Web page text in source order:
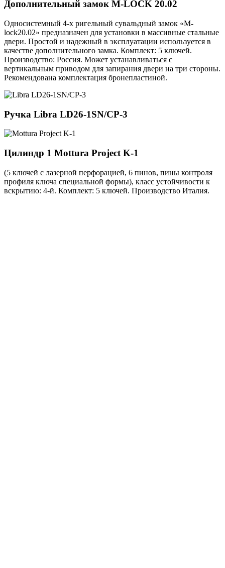
Дополнительный замок M-LOCK 20.02
Односистемный 4-х ригельный сувальдный замок «M-
lock20.02» предназначен для установки в массивные стальные
двери. Простой и надежный в эксплуатации используется в
качестве дополнительного замка. Комплект: 5 ключей.
Производство: Россия. Может устанавливаться с
вертикальным приводом для запирания двери на три стороны.
Рекомендована комплектация бронепластиной.
Ручка Libra LD26-1SN/CP-3
Цилиндр 1 Mottura Project K-1
(5 ключей с лазерной перфорацией, 6 пинов, пины контроля
профиля ключа специальной формы), класс устойчивости к
вскрытию: 4-й. Комплект: 5 ключей. Производство Италия.